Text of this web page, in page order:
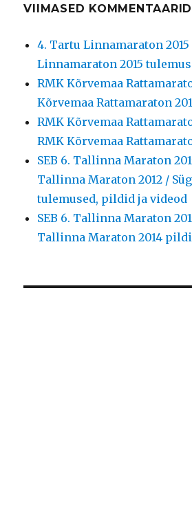
VIIMASED KOMMENTAARID
4. Tartu Linnamaraton
Linnamaraton 2015
RMK Kõrvemaa
Kõrvemaa Rattamaraton
RMK Kõrvemaa
RMK Kõrvemaa
SEB 6. Tallinna Maraton
Tallinna Maraton 2012 /
tulemused, pildid ja videod
SEB 6. Tallinna Maraton
Tallinna Maraton 2014